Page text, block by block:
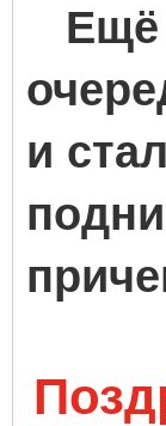
Ещё
и стал